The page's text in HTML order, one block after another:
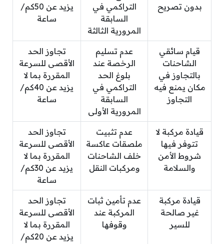
بدون تصريح
التراكمي في
السابقة
المرورية الثالثة
يزيد عن 50كم/
ساعة
قيام سائقي
الشاحنات
بالتجاوز في
مكان يمنع فيه
التجاوز
عدم تسليم
الرخصة عند
بلوغ الحد
التراكمي في
السابقة
المرورية الأولى
تجاوز الحد
الأقصى للسرعة
المقررة بما لا
يزيد عن 40كم/
ساعة
قيادة مركبة لا
تتوفر فيها
شروط الأمن
والسلامة
عدم تثبيت
ملصقات عاكسة
خلف الشاحنات
ومركبات النقل
تجاوز الحد
الأقصى للسرعة
المقررة بما لا
يزيد عن 30كم/
ساعة
قيادة مركبة
غير صالحة
للسير
عدم تأمين ثبات
المركبة عند
وقوفها
تجاوز الحد
الأقصى للسرعة
المقررة بما لا
يزيد عن 20كم/